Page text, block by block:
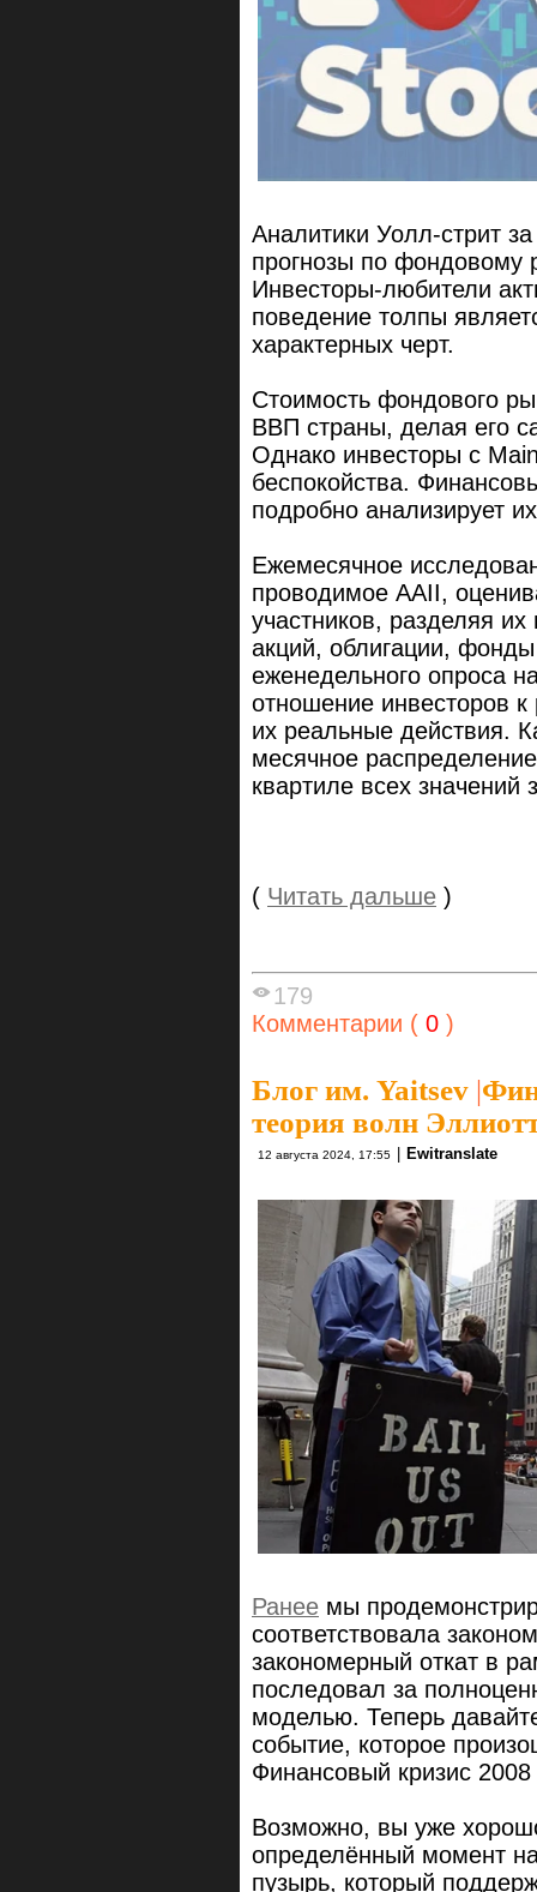
Аналитики Уолл-стрит
прогнозы по фондовому
Инвесторы-любители
поведение толпы
характерных черт.
Стоимость фондового
ВВП страны, делая его
Однако инвесторы с
беспокойства.
подробно анализирует
Ежемесячное
проводимое AAII,
участников, разделяя
акций, облигации,
еженедельного опроса
отношение инвесторов к
их реальные действия.
месячное
квартиле всех значений
( Читать дальше )
179
Комментарии ( 0 )
Блог им. Yaitsev |
теория волн
12 августа 2024, 17:55 | Ewitranslate
Ранее мы
соответствовала
закономерный откат в
последовал за
моделью. Теперь
событие, которое
Финансовый кризис 2008
Возможно, вы уже
определённый момент
пузырь, который